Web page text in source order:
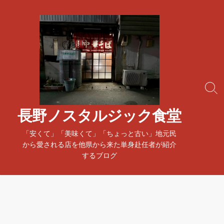
長野ノスタルジック食堂
「安くて」「美味くて」「ちょっと古い」地元民
から愛される店を他県から来た単身赴任者が紹介
するブログ
検